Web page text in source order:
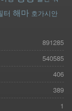
터 해마 호가시안
891285
540585
406
389
1